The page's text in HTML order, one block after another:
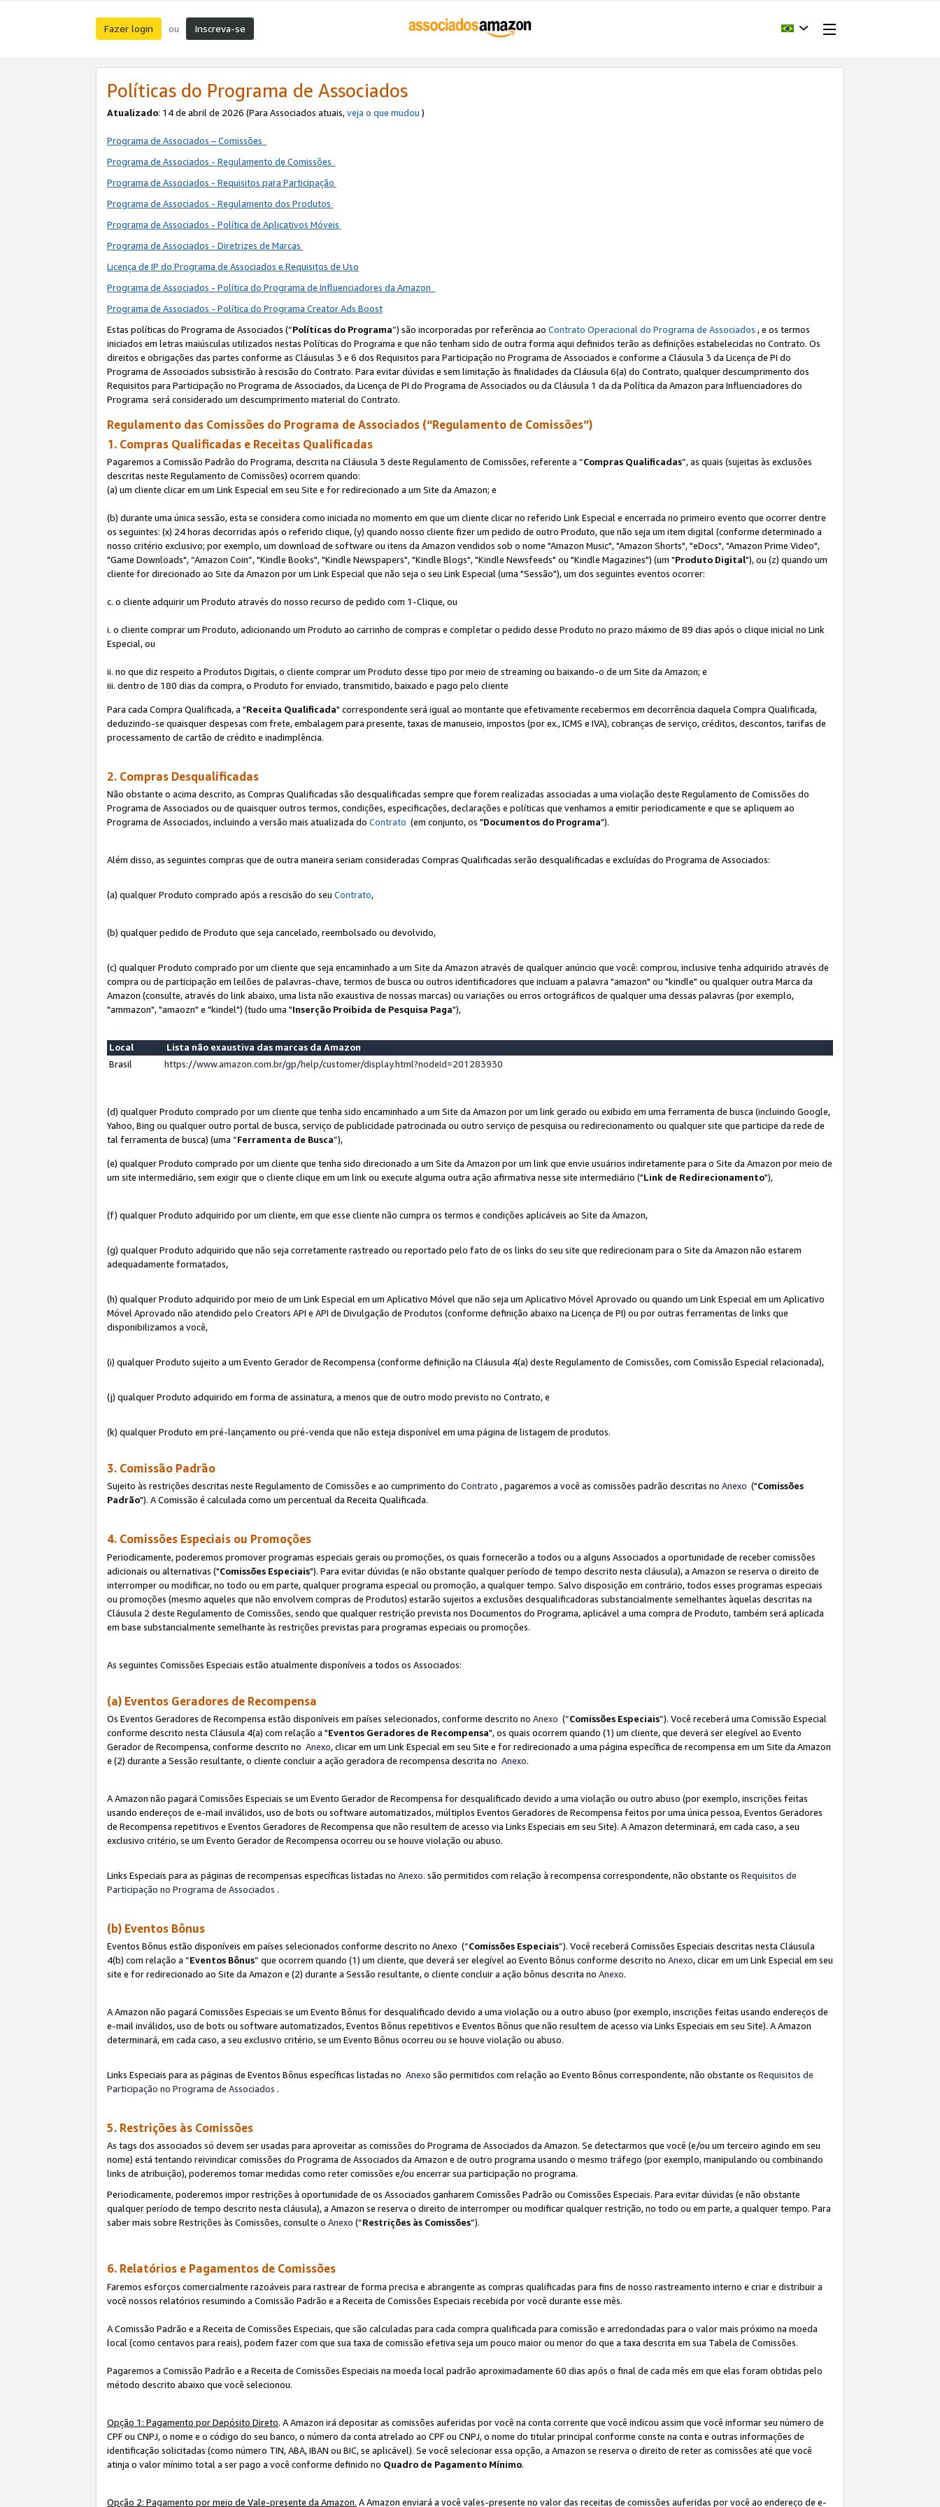
Fazer login ou Inscreva-se
Políticas do Programa de Associados
Atualizado: 14 de abril de 2026 (Para Associados atuais,veja o que mudou )
Programa de Associados – Comissões
Programa de Associados - Regulamento de Comissões
Programa de Associados - Requisitos para Participação
Programa de Associados - Regulamento dos Produtos
Programa de Associados - Política de Aplicativos Móveis
Programa de Associados - Diretrizes de Marcas
Licença de IP do Programa de Associados e Requisitos de Uso
Programa de Associados - Política do Programa de Influenciadores da Amazon
Programa de Associados - Política do Programa Creator Ads Boost
Estas políticas do Programa de Associados (“Políticas do Programa”) são incorporadas por referência ao Contrato Operacional do Programa de Associados , e os termos
iniciados em letras maiúsculas utilizados nestas Políticas do Programa e que não tenham sido de outra forma aqui definidos terão as definições estabelecidas no Contrato. Os
direitos e obrigações das partes conforme as Cláusulas 3 e 6 dos Requisitos para Participação no Programa de Associados e conforme a Cláusula 3 da Licença de PI do
Programa de Associados subsistirão à rescisão do Contrato. Para evitar dúvidas e sem limitação às finalidades da Cláusula 6(a) do Contrato, qualquer descumprimento dos
Requisitos para Participação no Programa de Associados, da Licença de PI do Programa de Associados ou da Cláusula 1 da da Política da Amazon para Influenciadores do
Programa será considerado um descumprimento material do Contrato.
Regulamento das Comissões do Programa de Associados (“Regulamento de Comissões”)
1. Compras Qualificadas e Receitas Qualificadas
Pagaremos a Comissão Padrão do Programa, descrita na Cláusula 3 deste Regulamento de Comissões, referente a “Compras Qualificadas”, as quais (sujeitas às exclusões
descritas neste Regulamento de Comissões) ocorrem quando:
(a) um cliente clicar em um Link Especial em seu Site e for redirecionado a um Site da Amazon; e
(b) durante uma única sessão, esta se considera como iniciada no momento em que um cliente clicar no referido Link Especial e encerrada no primeiro evento que ocorrer dentre
os seguintes: (x) 24 horas decorridas após o referido clique, (y) quando nosso cliente fizer um pedido de outro Produto, que não seja um item digital (conforme determinado a
nosso critério exclusivo; por exemplo, um download de software ou itens da Amazon vendidos sob o nome "Amazon Music", "Amazon Shorts", "eDocs", "Amazon Prime Video",
"Game Downloads", “Amazon Coin”, "Kindle Books", "Kindle Newspapers", "Kindle Blogs", "Kindle Newsfeeds" ou "Kindle Magazines") (um "Produto Digital"), ou (z) quando um
cliente for direcionado ao Site da Amazon por um Link Especial que não seja o seu Link Especial (uma "Sessão"), um dos seguintes eventos ocorrer:
c. o cliente adquirir um Produto através do nosso recurso de pedido com 1-Clique, ou
i. o cliente comprar um Produto, adicionando um Produto ao carrinho de compras e completar o pedido desse Produto no prazo máximo de 89 dias após o clique inicial no Link
Especial, ou
ii. no que diz respeito a Produtos Digitais, o cliente comprar um Produto desse tipo por meio de streaming ou baixando-o de um Site da Amazon; e
iii. dentro de 180 dias da compra, o Produto for enviado, transmitido, baixado e pago pelo cliente
Para cada Compra Qualificada, a "Receita Qualificada" correspondente será igual ao montante que efetivamente recebermos em decorrência daquela Compra Qualificada,
deduzindo-se quaisquer despesas com frete, embalagem para presente, taxas de manuseio, impostos (por ex., ICMS e IVA), cobranças de serviço, créditos, descontos, tarifas de
processamento de cartão de crédito e inadimplência.
2. Compras Desqualificadas
Não obstante o acima descrito, as Compras Qualificadas são desqualificadas sempre que forem realizadas associadas a uma violação deste Regulamento de Comissões do
Programa de Associados ou de quaisquer outros termos, condições, especificações, declarações e políticas que venhamos a emitir periodicamente e que se apliquem ao
Programa de Associados, incluindo a versão mais atualizada do Contrato (em conjunto, os "Documentos do Programa").
Além disso, as seguintes compras que de outra maneira seriam consideradas Compras Qualificadas serão desqualificadas e excluídas do Programa de Associados:
(a) qualquer Produto comprado após a rescisão do seu Contrato,
(b) qualquer pedido de Produto que seja cancelado, reembolsado ou devolvido,
(c) qualquer Produto comprado por um cliente que seja encaminhado a um Site da Amazon através de qualquer anúncio que você: comprou, inclusive tenha adquirido através de
compra ou de participação em leilões de palavras-chave, termos de busca ou outros identificadores que incluam a palavra "amazon" ou "kindle" ou qualquer outra Marca da
Amazon (consulte, através do link abaixo, uma lista não exaustiva de nossas marcas) ou variações ou erros ortográficos de qualquer uma dessas palavras (por exemplo,
"ammazon", "amaozn" e "kindel") (tudo uma "Inserção Proibida de Pesquisa Paga"),
Local
Lista não exaustiva das marcas da Amazon
Brasil
https://www.amazon.com.br/gp/help/customer/display.html?nodeId=201283930
(d) qualquer Produto comprado por um cliente que tenha sido encaminhado a um Site da Amazon por um link gerado ou exibido em uma ferramenta de busca (incluindo Google,
Yahoo, Bing ou qualquer outro portal de busca, serviço de publicidade patrocinada ou outro serviço de pesquisa ou redirecionamento ou qualquer site que participe da rede de
tal ferramenta de busca) (uma “Ferramenta de Busca”),
(e) qualquer Produto comprado por um cliente que tenha sido direcionado a um Site da Amazon por um link que envie usuários indiretamente para o Site da Amazon por meio de
um site intermediário, sem exigir que o cliente clique em um link ou execute alguma outra ação afirmativa nesse site intermediário ("Link de Redirecionamento"),
(f) qualquer Produto adquirido por um cliente, em que esse cliente não cumpra os termos e condições aplicáveis ao Site da Amazon,
(g) qualquer Produto adquirido que não seja corretamente rastreado ou reportado pelo fato de os links do seu site que redirecionam para o Site da Amazon não estarem
adequadamente formatados,
(h) qualquer Produto adquirido por meio de um Link Especial em um Aplicativo Móvel que não seja um Aplicativo Móvel Aprovado ou quando um Link Especial em um Aplicativo
Móvel Aprovado não atendido pelo Creators API e API de Divulgação de Produtos (conforme definição abaixo na Licença de PI) ou por outras ferramentas de links que
disponibilizamos a você,
(i) qualquer Produto sujeito a um Evento Gerador de Recompensa (conforme definição na Cláusula 4(a) deste Regulamento de Comissões, com Comissão Especial relacionada),
(j) qualquer Produto adquirido em forma de assinatura, a menos que de outro modo previsto no Contrato, e
(k) qualquer Produto em pré-lançamento ou pré-venda que não esteja disponível em uma página de listagem de produtos.
3. Comissão Padrão
Sujeito às restrições descritas neste Regulamento de Comissões e ao cumprimento do Contrato , pagaremos a você as comissões padrão descritas no Anexo ("Comissões
Padrão"). A Comissão é calculada como um percentual da Receita Qualificada.
4. Comissões Especiais ou Promoções
Periodicamente, poderemos promover programas especiais gerais ou promoções, os quais fornecerão a todos ou a alguns Associados a oportunidade de receber comissões
adicionais ou alternativas ("Comissões Especiais"). Para evitar dúvidas (e não obstante qualquer período de tempo descrito nesta cláusula), a Amazon se reserva o direito de
interromper ou modificar, no todo ou em parte, qualquer programa especial ou promoção, a qualquer tempo. Salvo disposição em contrário, todos esses programas especiais
ou promoções (mesmo aqueles que não envolvem compras de Produtos) estarão sujeitos a exclusões desqualificadoras substancialmente semelhantes àquelas descritas na
Cláusula 2 deste Regulamento de Comissões, sendo que qualquer restrição prevista nos Documentos do Programa, aplicável a uma compra de Produto, também será aplicada
em base substancialmente semelhante às restrições previstas para programas especiais ou promoções.
As seguintes Comissões Especiais estão atualmente disponíveis a todos os Associados:
(a) Eventos Geradores de Recompensa
Os Eventos Geradores de Recompensa estão disponíveis em países selecionados, conforme descrito no Anexo (“Comissões Especiais”). Você receberá uma Comissão Especial
conforme descrito nesta Cláusula 4(a) com relação a "Eventos Geradores de Recompensa", os quais ocorrem quando (1) um cliente, que deverá ser elegível ao Evento
Gerador de Recompensa, conforme descrito no Anexo, clicar em um Link Especial em seu Site e for redirecionado a uma página específica de recompensa em um Site da Amazon
e (2) durante a Sessão resultante, o cliente concluir a ação geradora de recompensa descrita no Anexo.
A Amazon não pagará Comissões Especiais se um Evento Gerador de Recompensa for desqualificado devido a uma violação ou outro abuso (por exemplo, inscrições feitas
usando endereços de e-mail inválidos, uso de bots ou software automatizados, múltiplos Eventos Geradores de Recompensa feitos por uma única pessoa, Eventos Geradores
de Recompensa repetitivos e Eventos Geradores de Recompensa que não resultem de acesso via Links Especiais em seu Site). A Amazon determinará, em cada caso, a seu
exclusivo critério, se um Evento Gerador de Recompensa ocorreu ou se houve violação ou abuso.
Links Especiais para as páginas de recompensas específicas listadas no Anexo. são permitidos com relação à recompensa correspondente, não obstante os Requisitos de
Participação no Programa de Associados .
(b) Eventos Bônus
Eventos Bônus estão disponíveis em países selecionados conforme descrito no Anexo (“Comissões Especiais”). Você receberá Comissões Especiais descritas nesta Cláusula
4(b) com relação a “Eventos Bônus” que ocorrem quando (1) um cliente, que deverá ser elegível ao Evento Bônus conforme descrito no Anexo, clicar em um Link Especial em seu
site e for redirecionado ao Site da Amazon e (2) durante a Sessão resultante, o cliente concluir a ação bônus descrita no Anexo.
A Amazon não pagará Comissões Especiais se um Evento Bônus for desqualificado devido a uma violação ou a outro abuso (por exemplo, inscrições feitas usando endereços de
e-mail inválidos, uso de bots ou software automatizados, Eventos Bônus repetitivos e Eventos Bônus que não resultem de acesso via Links Especiais em seu Site). A Amazon
determinará, em cada caso, a seu exclusivo critério, se um Evento Bônus ocorreu ou se houve violação ou abuso.
Links Especiais para as páginas de Eventos Bônus específicas listadas no Anexo são permitidos com relação ao Evento Bônus correspondente, não obstante os Requisitos de
Participação no Programa de Associados .
5. Restrições às Comissões
As tags dos associados só devem ser usadas para aproveitar as comissões do Programa de Associados da Amazon. Se detectarmos que você (e/ou um terceiro agindo em seu
nome) está tentando reivindicar comissões do Programa de Associados da Amazon e de outro programa usando o mesmo tráfego (por exemplo, manipulando ou combinando
links de atribuição), poderemos tomar medidas como reter comissões e/ou encerrar sua participação no programa.
Periodicamente, poderemos impor restrições à oportunidade de os Associados ganharem Comissões Padrão ou Comissões Especiais. Para evitar dúvidas (e não obstante
qualquer período de tempo descrito nesta cláusula), a Amazon se reserva o direito de interromper ou modificar qualquer restrição, no todo ou em parte, a qualquer tempo. Para
saber mais sobre Restrições às Comissões, consulte o Anexo (“Restrições às Comissões”).
6. Relatórios e Pagamentos de Comissões
Faremos esforços comercialmente razoáveis para rastrear de forma precisa e abrangente as compras qualificadas para fins de nosso rastreamento interno e criar e distribuir a
você nossos relatórios resumindo a Comissão Padrão e a Receita de Comissões Especiais recebida por você durante esse mês.
A Comissão Padrão e a Receita de Comissões Especiais, que são calculadas para cada compra qualificada para comissão e arredondadas para o valor mais próximo na moeda
local (como centavos para reais), podem fazer com que sua taxa de comissão efetiva seja um pouco maior ou menor do que a taxa descrita em sua Tabela de Comissões.
Pagaremos a Comissão Padrão e a Receita de Comissões Especiais na moeda local padrão aproximadamente 60 dias após o final de cada mês em que elas foram obtidas pelo
método descrito abaixo que você selecionou.
Opção 1: Pagamento por Depósito Direto. A Amazon irá depositar as comissões auferidas por você na conta corrente que você indicou assim que você informar seu número de
CPF ou CNPJ, o nome e o código do seu banco, o número da conta atrelado ao CPF ou CNPJ, o nome do titular principal conforme conste na conta e outras informações de
identificação solicitadas (como número TIN, ABA, IBAN ou BIC, se aplicável). Se você selecionar essa opção, a Amazon se reserva o direito de reter as comissões até que você
atinja o valor mínimo total a ser pago a você conforme definido no Quadro de Pagamento Mínimo.
Opção 2: Pagamento por meio de Vale-presente da Amazon. A Amazon enviará a você vales-presente no valor das receitas de comissões auferidas por você ao endereço de e-